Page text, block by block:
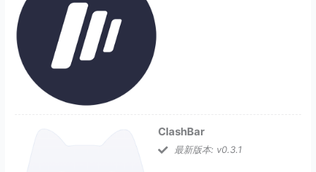
ClashBar
最新版本: v0.3.1